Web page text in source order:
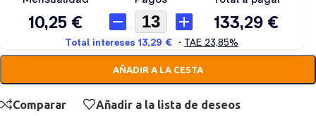
AÑADIR A LA CESTA
Comparar Añadir a la lista de deseos